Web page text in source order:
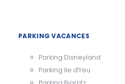
PARKING VACANCES
Parking Disneyland
Parking Ile d'Yeu